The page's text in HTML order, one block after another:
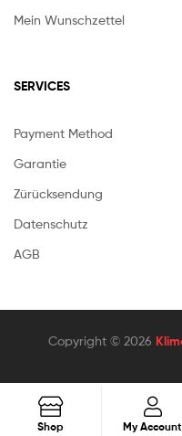
Mein Wunschzettel
SERVICES
Payment Method
Garantie
Zürücksendung
Datenschutz
AGB
Copyright © 2026
Shop My Account